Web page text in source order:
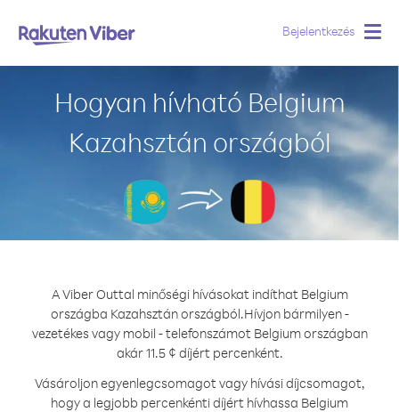
Bejelentkezés
Hogyan hívható Belgium
Kazahsztán országból
A Viber Outtal minőségi hívásokat indíthat Belgium
országba Kazahsztán országból.Hívjon bármilyen -
vezetékes vagy mobil - telefonszámot Belgium országban
akár 11.5 ¢ díjért percenként.
Vásároljon egyenlegcsomagot vagy hívási díjcsomagot,
hogy a legjobb percenkénti díjért hívhassa Belgium